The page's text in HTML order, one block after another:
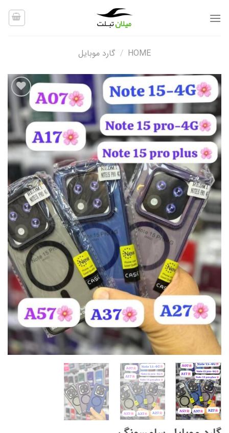
HOME
/ گارد موبایل
افزودن
به
علاقه
مندی
ها